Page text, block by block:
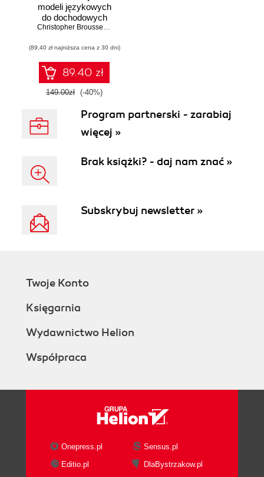
modeli językowych
do dochodowych
produktów
Christopher Brousseau
(89,40 zł najniższa cena z 30 dni)
89.40 zł
149.00zł (-40%)
Program partnerski - zarabiaj
więcej »
Brak książki? - daj nam znać »
Subskrybuj newsletter »
Twoje Konto
Księgarnia
Wydawnictwo Helion
Współpraca
Onepress.pl
Sensus.pl
Editio.pl
DlaBystrzakow.pl